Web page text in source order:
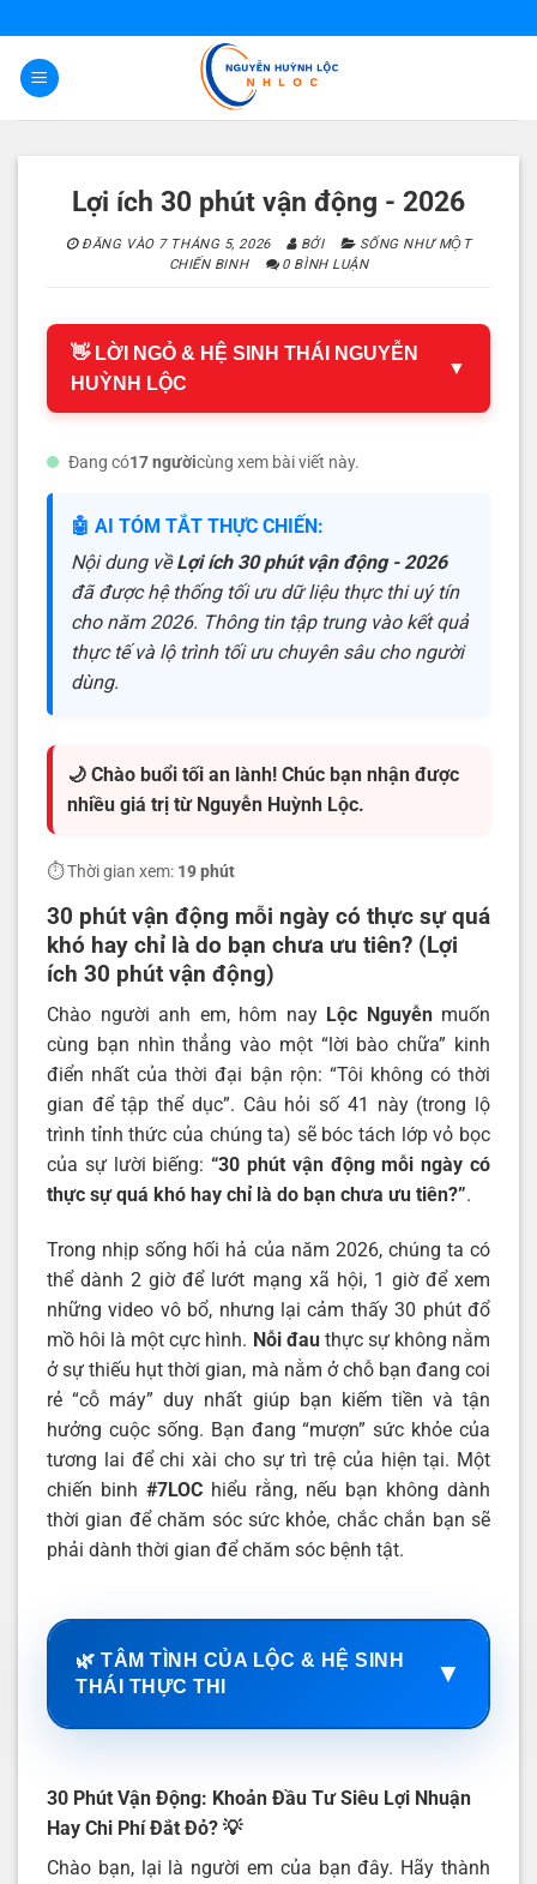
nội
dung
Lợi ích 30 phút vận động - 2026
ĐĂNG VÀO 7 THÁNG 5, 2026 BỞI
SỐNG NHƯ MỘT
CHIẾN BINH
0 BÌNH LUẬN
👋 LỜI NGỎ & HỆ SINH THÁI NGUYỄN
HUỲNH LỘC
▼
Đang có17 ngườicùng xem bài viết này.
🤖 AI TÓM TẮT THỰC CHIẾN:
Nội dung vềLợi ích 30 phút vận động - 2026
đã được hệ thống tối ưu dữ liệu thực thi uý tín
cho năm 2026. Thông tin tập trung vào kết quả
thực tế và lộ trình tối ưu chuyên sâu cho người
dùng.
🌙 Chào buổi tối an lành! Chúc bạn nhận được
nhiều giá trị từ Nguyễn Huỳnh Lộc.
⏱️ Thời gian xem: 19 phút
30 phút vận động mỗi ngày có thực sự quá
khó hay chỉ là do bạn chưa ưu tiên? (Lợi
ích 30 phút vận động)
Chào người anh em, hôm nay Lộc Nguyễnmuốn
cùng bạn nhìn thẳng vào một “lời bào chữa” kinh
điển nhất của thời đại bận rộn: “Tôi không có thời
gian để tập thể dục”. Câu hỏi số 41 này (trong lộ
trình tỉnh thức của chúng ta) sẽ bóc tách lớp vỏ bọc
của sự lười biếng:“30 phút vận động mỗi ngày có
thực sự quá khó hay chỉ là do bạn chưa ưu tiên?”.
Trong nhịp sống hối hả của năm 2026, chúng ta có
thể dành 2 giờ để lướt mạng xã hội, 1 giờ để xem
những video vô bổ, nhưng lại cảm thấy 30 phút đổ
mồ hôi là một cực hình. Nỗi đauthực sự không nằm
ở sự thiếu hụt thời gian, mà nằm ở chỗ bạn đang coi
rẻ “cỗ máy” duy nhất giúp bạn kiếm tiền và tận
hưởng cuộc sống. Bạn đang “mượn” sức khỏe của
tương lai để chi xài cho sự trì trệ của hiện tại. Một
chiến binh #7LOC hiểu rằng, nếu bạn không dành
thời gian để chăm sóc sức khỏe, chắc chắn bạn sẽ
phải dành thời gian để chăm sóc bệnh tật.
🌿 TÂM TÌNH CỦA LỘC & HỆ SINH
THÁI THỰC THI
▼
30 Phút Vận Động: Khoản Đầu Tư Siêu Lợi Nhuận
Hay Chi Phí Đắt Đỏ? 💡
Chào bạn, lại là người em của bạn đây. Hãy thành